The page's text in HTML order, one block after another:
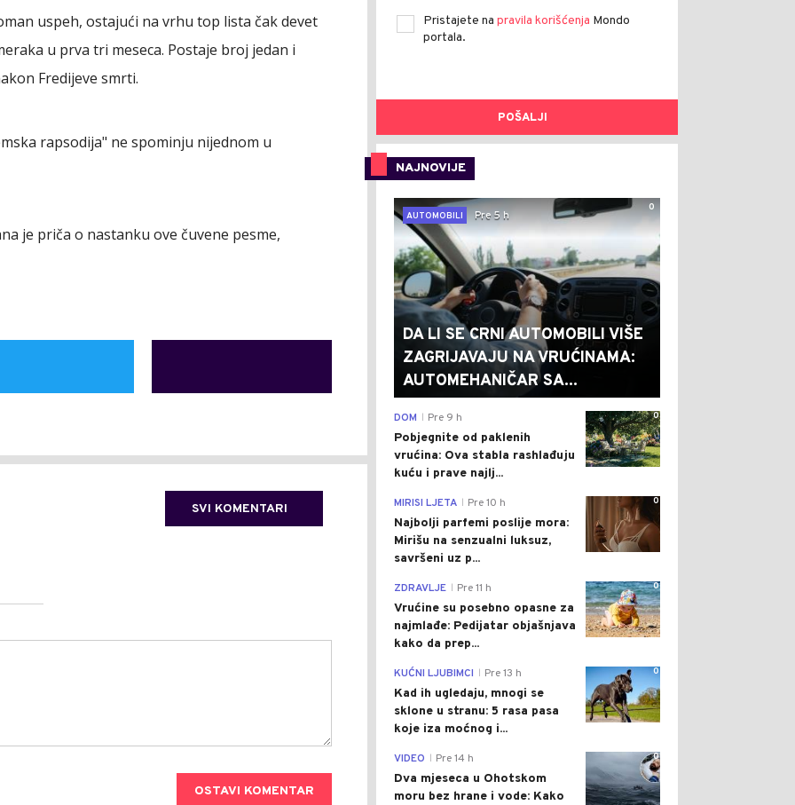
uspeh, ostajući na vrhu top lista čak devet
u prva tri meseca. Postaje broj jedan i
Fredijeve smrti.
rapsodija" ne spominju nijednom u
je priča o nastanku ove čuvene pesme,
SVI KOMENTARI
OSTAVI KOMENTAR
Pristajete na pravila korišćenja Mondo
portala.
POŠALJI
NAJNOVIJE
0
AUTOMOBILI
Pre 5 h
DA LI SE CRNI AUTOMOBILI VIŠE
ZAGRIJAVAJU NA VRUĆINAMA:
AUTOMEHANIČAR SA...
0
DOM Pre 9 h
Pobjegnite od paklenih
vrućina: Ova stabla rashlađuju
kuću i prave najlj...
0
MIRISI LJETA Pre 10 h
Najbolji parfemi poslije mora:
Mirišu na senzualni luksuz,
savršeni uz p...
0
ZDRAVLJE Pre 11 h
Vrućine su posebno opasne za
najmlađe: Pedijatar objašnjava
kako da prep...
0
KUĆNI LJUBIMCI Pre 13 h
Kad ih ugledaju, mnogi se
sklone u stranu: 5 rasa pasa
koje iza moćnog i...
0
VIDEO Pre 14 h
Dva mjeseca u Ohotskom
moru bez hrane i vode: Kako